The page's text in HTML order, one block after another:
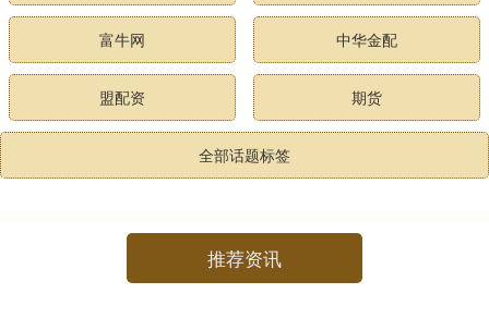
富牛网 中华金配
盟配资 期货
全部话题标签
推荐资讯